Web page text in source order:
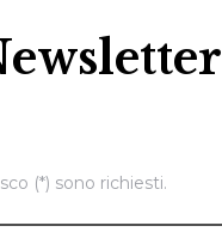
(*) sono richiesti.